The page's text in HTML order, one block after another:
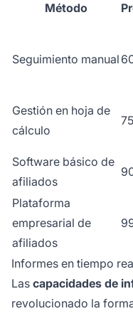
Método
Seguimiento manual
Gestión en hoja de
cálculo
Software básico de
afiliados
Plataforma
empresarial de
afiliados
Informes en tiempo
Las capacidades de
revolucionado la